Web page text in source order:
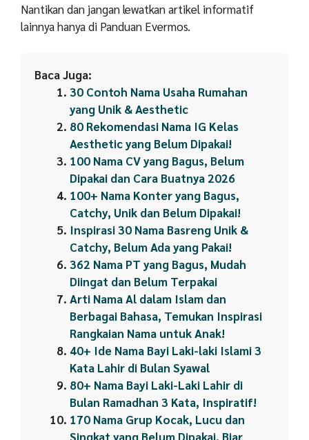
Nantikan dan jangan lewatkan artikel informatif
lainnya hanya di Panduan Evermos.
Baca Juga:
30 Contoh Nama Usaha Rumahan
yang Unik & Aesthetic
80 Rekomendasi Nama IG Kelas
Aesthetic yang Belum Dipakai!
100 Nama CV yang Bagus, Belum
Dipakai dan Cara Buatnya 2026
100+ Nama Konter yang Bagus,
Catchy, Unik dan Belum Dipakai!
Inspirasi 30 Nama Basreng Unik &
Catchy, Belum Ada yang Pakai!
362 Nama PT yang Bagus, Mudah
Diingat dan Belum Terpakai
Arti Nama Al dalam Islam dan
Berbagai Bahasa, Temukan Inspirasi
Rangkaian Nama untuk Anak!
40+ Ide Nama Bayi Laki-laki Islami 3
Kata Lahir di Bulan Syawal
80+ Nama Bayi Laki-Laki Lahir di
Bulan Ramadhan 3 Kata, Inspiratif!
170 Nama Grup Kocak, Lucu dan
Singkat yang Belum Dipakai, Biar